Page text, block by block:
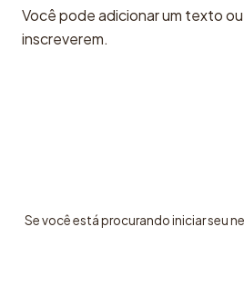
Você pode adicionar um texto
inscreverem.
Se você está procurando iniciar seu